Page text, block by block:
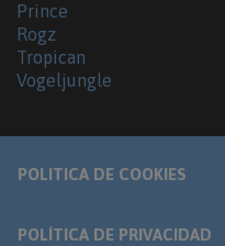
Prince
Rogz
Tropican
Vogeljungle
POLITICA DE COOKIES
POLÍTICA DE PRIVACIDAD